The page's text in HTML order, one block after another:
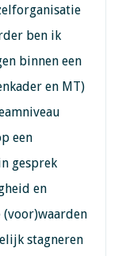
ben ik
binnen een
en MT)
een
gesprek
en
stagneren